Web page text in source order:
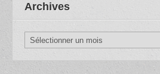
Archives
Archives